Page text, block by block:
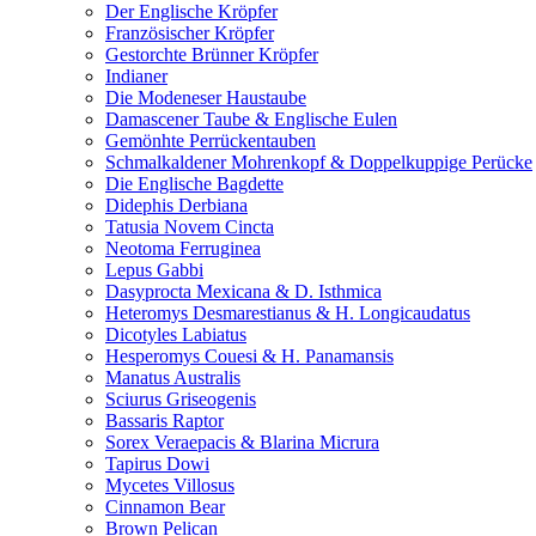
Der Englische Kröpfer
Französischer Kröpfer
Gestorchte Brünner Kröpfer
Indianer
Die Modeneser Haustaube
Damascener Taube & Englische Eulen
Gemönhte Perrückentauben
Schmalkaldener Mohrenkopf & Doppelkuppige Perücke
Die Englische Bagdette
Didephis Derbiana
Tatusia Novem Cincta
Neotoma Ferruginea
Lepus Gabbi
Dasyprocta Mexicana & D. Isthmica
Heteromys Desmarestianus & H. Longicaudatus
Dicotyles Labiatus
Hesperomys Couesi & H. Panamansis
Manatus Australis
Sciurus Griseogenis
Bassaris Raptor
Sorex Veraepacis & Blarina Micrura
Tapirus Dowi
Mycetes Villosus
Cinnamon Bear
Brown Pelican